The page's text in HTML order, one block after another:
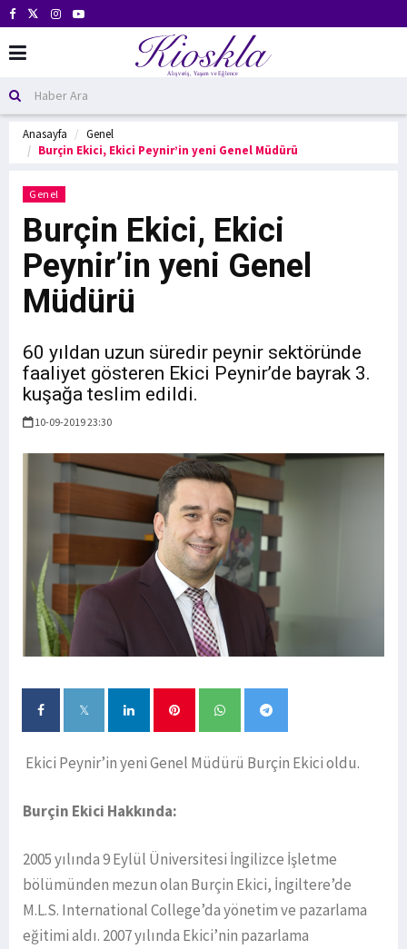
Anasayfa
Genel
Burçin Ekici, Ekici Peynir’in yeni Genel Müdürü
Genel
Burçin Ekici, Ekici
Peynir’in yeni Genel
Müdürü
60 yıldan uzun süredir peynir sektöründe
faaliyet gösteren Ekici Peynir’de bayrak 3.
kuşağa teslim edildi.
10-09-2019 23:30
Ekici Peynir’in yeni Genel Müdürü Burçin Ekici oldu.
Burçin Ekici Hakkında:
2005 yılında 9 Eylül Üniversitesi İngilizce İşletme
bölümünden mezun olan Burçin Ekici, İngiltere’de
M.L.S. International College’da yönetim ve pazarlama
eğitimi aldı. 2007 yılında Ekici’nin pazarlama